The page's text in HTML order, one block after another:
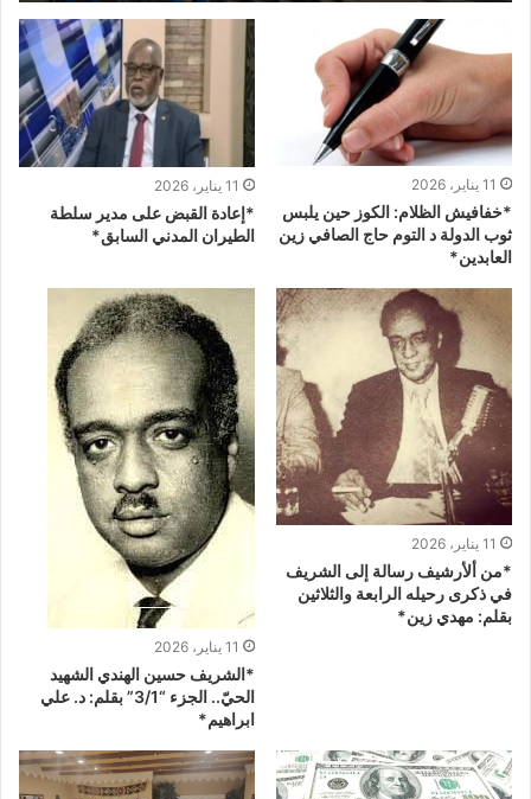
11 يناير، 2026
*خفافيش الظلام: الكوز حين يلبس
ثوب الدولة د التوم حاج الصافي زين
العابدين*
11 يناير، 2026
*إعادة القبض على مدير سلطة
الطيران المدني السابق*
11 يناير، 2026
*من ألأرشيف رسالة إلى الشريف
في ذكرى رحيله الرابعة والثلاثين
بقلم: مهدي زين*
11 يناير، 2026
*الشريف حسين الهندي الشهيد
الحيّ.. الجزء “3/1” بقلم: د. علي
ابراهيم*